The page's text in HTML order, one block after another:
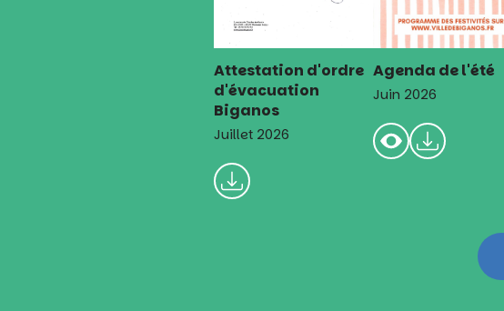
Attestation d'ordre
d'évacuation
Biganos
Juillet 2026
Agenda de l'été
Juin 2026